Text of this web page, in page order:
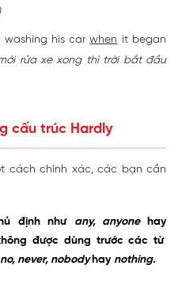
washing his carwhen it began
rửa xe xong thì trời bắt đầu
cấu trúc Hardly
cách chính xác, các bạn cần
định như any, anyonehay
được dùng trước các từ
no, never, nobodyhay nothing.